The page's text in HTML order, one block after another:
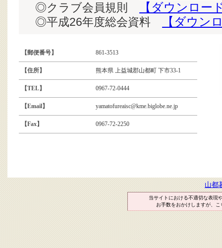
◎クラブ会員規則
【ダウンロー
◎平成26年度総会資料
【ダウン
【郵便番号】 861-3513
【住所】 熊本県 上益城郡山都町 下市33-1
【TEL】 0967-72-0444
【Email】 yamatofureaisc@kme.biglobe.ne.jp
【Fax】 0967-72-2250
山都
当サイトにおける不適切な表現
お手数をおかけしますが、こ